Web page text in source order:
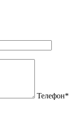
Телефон*